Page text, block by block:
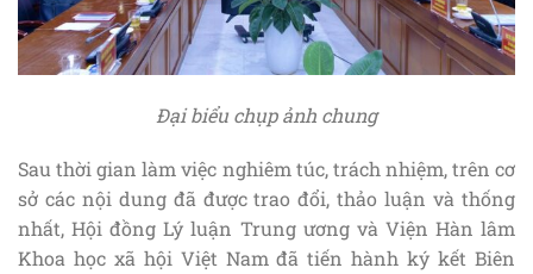
Đại biểu chụp ảnh chung
Sau thời gian làm việc nghiêm túc, trách nhiệm, trên cơ
sở các nội dung đã được trao đổi, thảo luận và thống
nhất, Hội đồng Lý luận Trung ương và Viện Hàn lâm
Khoa học xã hội Việt Nam đã tiến hành ký kết Biên